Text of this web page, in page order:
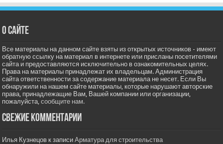
О сайте
Все материалы на данном сайте взяты из открытых источников - имеют
обратную ссылку на материал в интернете или присланы посетителями
сайта и предоставляются исключительно в ознакомительных целях.
Права на материалы принадлежат их владельцам. Администрация
сайта ответственности за содержание материала не несет. Если Вы
обнаружили на нашем сайте материалы, которые нарушают авторские
права, принадлежащие Вам, Вашей компании или организации,
пожалуйста,сообщите нам.
Свежие комментарии
Илья Кузнецов к записиАрматура для строительства